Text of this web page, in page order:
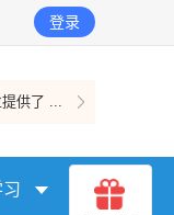
登录
供了 ...